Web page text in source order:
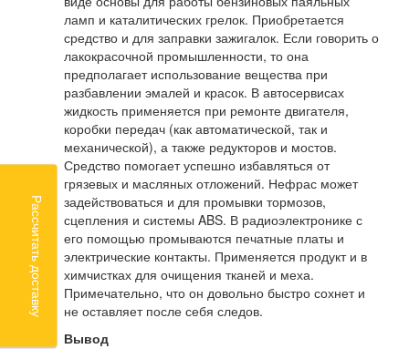
ламп и каталитических грелок. Приобретается
средство и для заправки зажигалок. Если говорить о
лакокрасочной промышленности, то она
предполагает использование вещества при
разбавлении эмалей и красок. В автосервисах
жидкость применяется при ремонте двигателя,
коробки передач (как автоматической, так и
механической), а также редукторов и мостов.
Средство помогает успешно избавляться от
грязевых и масляных отложений. Нефрас может
задействоваться и для промывки тормозов,
сцепления и системы ABS. В радиоэлектронике с
его помощью промываются печатные платы и
электрические контакты. Применяется продукт и в
химчистках для очищения тканей и меха.
Примечательно, что он довольно быстро сохнет и
не оставляет после себя следов.
Вывод
Рассчитать доставку